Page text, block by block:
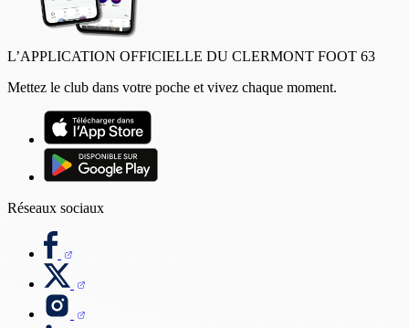
L’APPLICATION OFFICIELLE DU CLERMONT FOOT 63
Mettez le club dans votre poche et vivez chaque moment.
Réseaux sociaux